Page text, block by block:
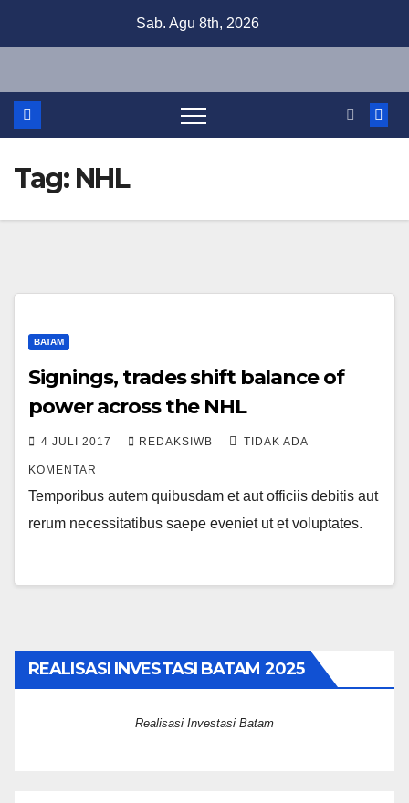
Sab. Agu 8th, 2026
Tag: NHL
BATAM
Signings, trades shift balance of
power across the NHL
4 JULI 2017 REDAKSIWB TIDAK ADA
KOMENTAR
Temporibus autem quibusdam et aut officiis debitis aut
rerum necessitatibus saepe eveniet ut et voluptates.
REALISASI INVESTASI BATAM 2025
Realisasi Investasi Batam